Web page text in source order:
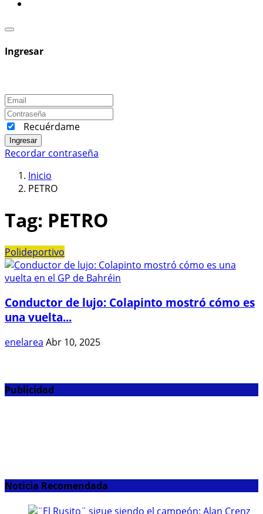
Ingresar
Recuérdame
Ingresar
Recordar contraseña
Inicio
PETRO
Tag: PETRO
Polideportivo
Conductor de lujo: Colapinto mostró cómo es
una vuelta...
enelarea Abr 10, 2025
Publicidad
Noticia Recomendada